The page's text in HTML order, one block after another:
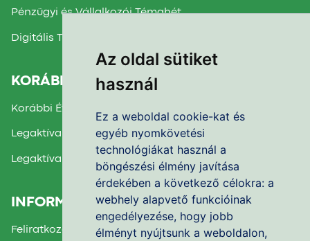
Az oldal sütiket
használ
Ez a weboldal cookie-kat és
egyéb nyomkövetési
technológiákat használ a
böngészési élmény javítása
érdekében a következő célokra: a
webhely alapvető funkcióinak
engedélyezése, hogy jobb
élményt nyújtsunk a weboldalon,
Pénzügyi és Vállalkozói Témahét
Digitális Témahét
KORÁBBI TÉMAHETEK
Korábbi Évek Beszámolói
Legaktívabb Iskola díj 2025.
Legaktívabb Iskola díj 2024.
INFORMÁCIÓK
Feliratkozás a Hírlevélre